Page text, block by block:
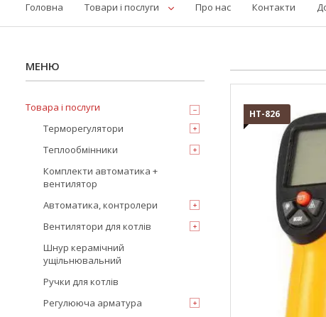
Головна Товари і послуги Про нас Контакти
HT-826
Товара і послуги
Терморегулятори
Теплообмінники
Комплекти автоматика +
вентилятор
Автоматика, контролери
Вентилятори для котлів
Шнур керамічний
ущільнювальний
Ручки для котлів
Регулююча арматура